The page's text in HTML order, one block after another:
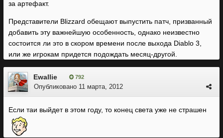
за артефакт.
Представители Blizzard обещают выпустить патч, призванный
добавить эту важнейшую особенность, однако неизвестно
состоится ли это в скором времени после выхода Diablo 3,
или же игрокам придется подождать месяц-другой.
Ewallie 792
Опубликовано 11 марта, 2012
Если таи выйдет в этом году, то конец света уже не страшен